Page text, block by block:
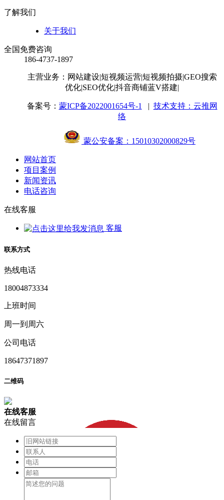
了解我们
关于我们
全国免费咨询
186-4737-1897
主营业务：网站建设|短视频运营|短视频拍摄|GEO搜索
优化|SEO优化|抖音商铺蓝V搭建|
备案号： 蒙ICP备2022001654号-1 | 技术支持：云推网
络
蒙公安备案：15010302000829号
网站首页
项目案例
新闻资讯
电话咨询
在线客服
客服
联系方式
热线电话
18004873334
上班时间
周一到周六
公司电话
18647371897
二维码
在线客服
在线留言